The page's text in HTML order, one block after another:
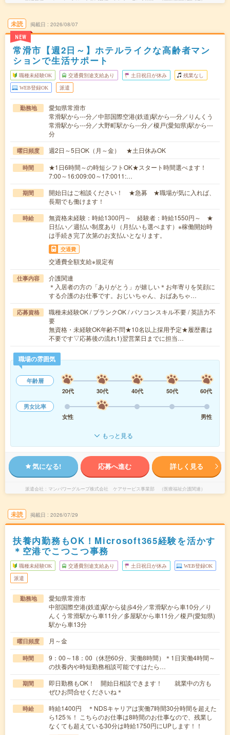
未読
NEW
掲載日 2026/08/07
常滑市【週2日～】ホテルライクな高齢者マン
ションで生活サポート
職種未経験OK 交通費別途支給あり 土日祝日が休み 残業なし
WEB登録OK 派遣
勤務地
愛知県常滑市
常滑駅から---分／中部国際空港(鉄道)駅から---分／りんくう
常滑駅から---分／大野町駅から---分／榎戸(愛知県)駅から---
分
曜日頻度 週2日～5日OK（月～金） ★土日休みOK
時間
★1日6時間～の時短シフトOK★スタート時間選べます！
7:00～16:009:00～17:0011:…
期間
開始日はご相談ください！ ★急募 ★職場が気に入れば、
長期でも働けます！
時給
無資格未経験：時給1300円～ 経験者：時給1550円～ ★
日払い／週払い制度あり（月払いも選べます）※稼働開始時
は手続き完了次第のお支払いとなります。
交通費
交通費全額支給※規定有
仕事内容
介護関連
＊入居者の方の「ありがとう」が嬉しい＊お年寄りを笑顔に
する介護のお仕事です。おじいちゃん、おばあちゃ…
応募資格
職種未経験OK / ブランクOK / パソコンスキル不要 / 英語力不
要
無資格・未経験OK年齢不問★10名以上採用予定★履歴書は
不要です▽応募後の流れ1)翌営業日までに担当…
職場の雰囲気
年齢層
20代
30代 40代 50代
60代
男女比率
女性
男性
もっと見る
気になる! 応募へ進む 詳しく見る
派遣会社 マンパワーグループ株式会社 ケアサービス事業部 （医療福祉介護関連）
未読 掲載日 2026/07/29
扶養内勤務もOK！Microsoft365経験を活かす
＊空港でこつこつ事務
職種未経験OK 交通費別途支給あり 土日祝日が休み WEB登録OK
派遣
勤務地
愛知県常滑市
中部国際空港(鉄道)駅から徒歩4分／常滑駅から車10分／り
んくう常滑駅から車11分／多屋駅から車11分／榎戸(愛知県)
駅から車13分
曜日頻度 月～金
時間
9：00～18：00（休憩60分、実働8時間）＊1日実働4時間～
の扶養内や時短勤務相談可能ですはたら…
期間
即日勤務もOK！ 開始日相談できます！ 就業中の方も
ぜひお問合せくださいね＊
時給
時給1400円 ＊NDSキャリアは実働7時間30分時間を超えた
ら125％！ こちらのお仕事は8時間のお仕事なので、残業し
なくても超えている30分は時給1750円にUPします！！